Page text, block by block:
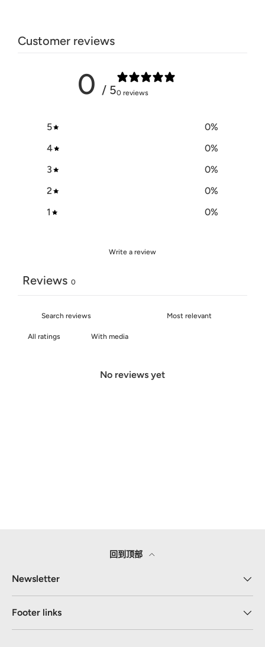
Customer reviews
0 / 50 reviews
5 0%
4
0%
3
0%
2
0%
1
0%
Write a review
Reviews 0
With media
No reviews yet
回到顶部
Newsletter
Footer links